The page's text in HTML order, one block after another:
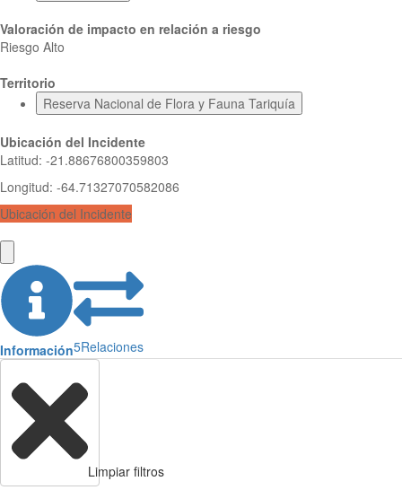
Valoración de impacto en relación a riesgo
Riesgo Alto
Territorio
Reserva Nacional de Flora y Fauna Tariquía
Ubicación del Incidente
Latitud: -21.88676800359803
Longitud: -64.71327070582086
Ubicación del Incidente
Información5Relaciones
Limpiar filtros